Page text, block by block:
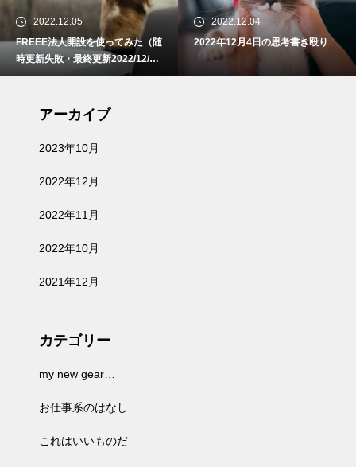
2022.12.05
FREEE法人開設を使ってみた（随
時更新失敗・最終更新2022/12/
5）
2022.12.04
2022年12月4日の思考書き殴り
アーカイブ
2023年10月
2022年12月
2022年11月
2022年10月
2021年12月
カテゴリー
my new gear…
お仕事系のはなし
これはいいものだ